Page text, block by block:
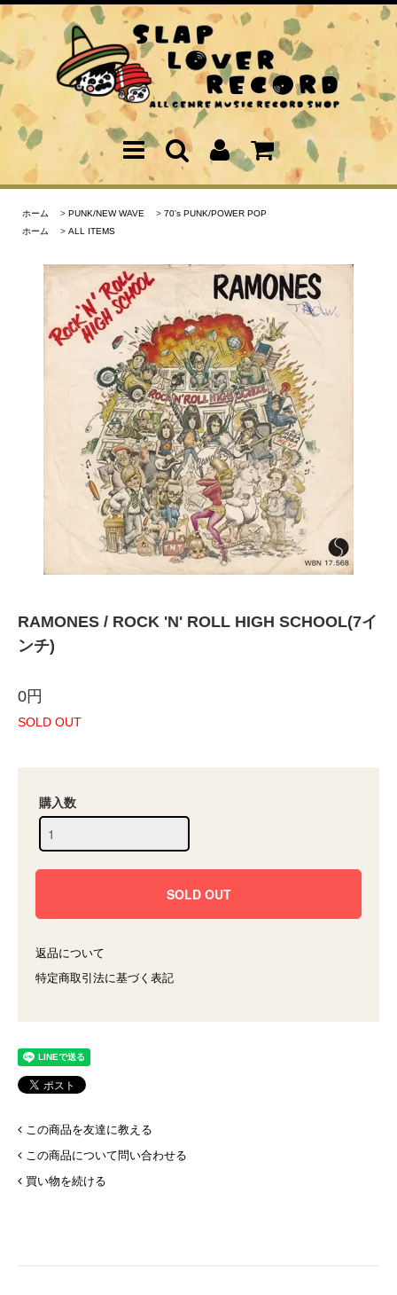
ホーム > PUNK/NEW WAVE > 70's PUNK/POWER POP
ホーム
> ALL ITEMS
RAMONES / ROCK 'N' ROLL HIGH SCHOOL(7イ
ンチ)
0円
SOLD OUT
購入数
返品について
特定商取引法に基づく表記
この商品を友達に教える
この商品について問い合わせる
買い物を続ける